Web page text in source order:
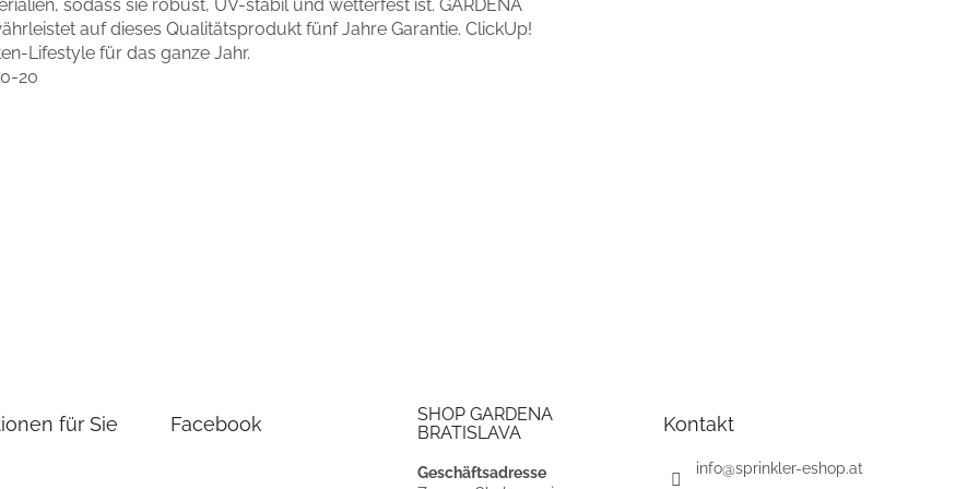
sodass sie robust, UV-stabil und wetterfest ist. GARDENA
auf dieses Qualitätsprodukt fünf Jahre Garantie. ClickUp!
Lifestyle für das ganze Jahr.
20
für Sie Facebook
SHOP GARDENA
BRATISLAVA
Geschäftsadresse
Kontakt
info@sprinkler-eshop.at